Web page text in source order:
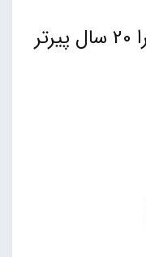
ابتلای شدید به کرونا مغز را 20 سال پیر‌تر